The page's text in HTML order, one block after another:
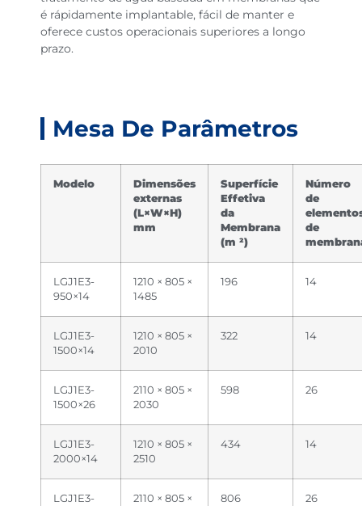
é rápidamente implantable, fácil de manter e
oferece custos operacionais superiores a longo
prazo.
Mesa De Parâmetros
Modelo
Dimensões
externas
(L×W×H)
mm
Superfície
Effetiva
da
Membrana
(m ²)
Número
de
de
LGJ1E3-
950×14
1210 × 805 ×
1485
196 14
LGJ1E3-
1500×14
1210 × 805 ×
2010
322 14
LGJ1E3-
1500×26
2110 × 805 ×
2030
598 26
LGJ1E3-
2000×14
1210 × 805 ×
2510
434 14
LGJ1E3-
2110 × 805 ×
806 26